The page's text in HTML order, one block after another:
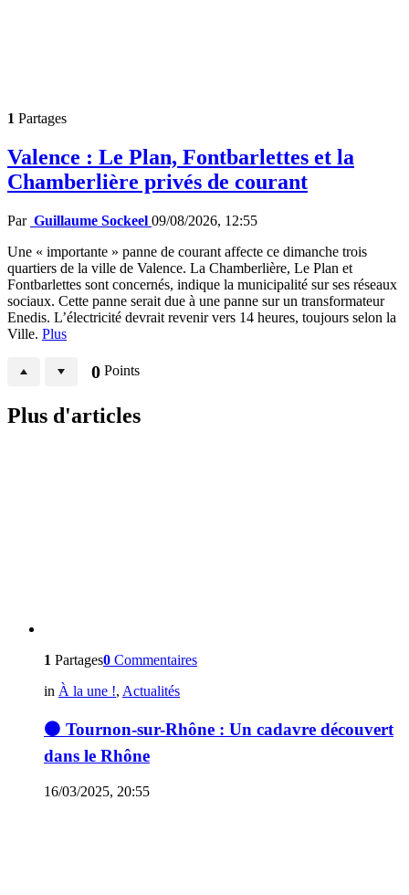
1 Partages
Valence : Le Plan, Fontbarlettes et la
Chamberlière privés de courant
Par Guillaume Sockeel 09/08/2026, 12:55
Une « importante » panne de courant affecte ce dimanche trois
quartiers de la ville de Valence. La Chamberlière, Le Plan et
Fontbarlettes sont concernés, indique la municipalité sur ses réseaux
sociaux. Cette panne serait due à une panne sur un transformateur
Enedis. L’électricité devrait revenir vers 14 heures, toujours selon la
Ville. Plus
0 Points
Plus d'articles
1 Partages0 Commentaires
in À la une !, Actualités
⚫ Tournon-sur-Rhône : Un cadavre découvert
dans le Rhône
16/03/2025, 20:55